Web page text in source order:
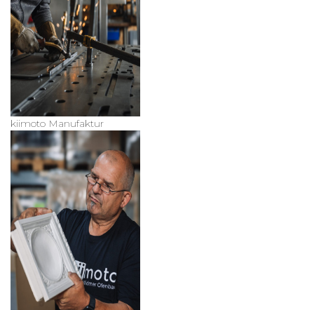
kiimoto Manufaktur
kiimoto Speicherkamin